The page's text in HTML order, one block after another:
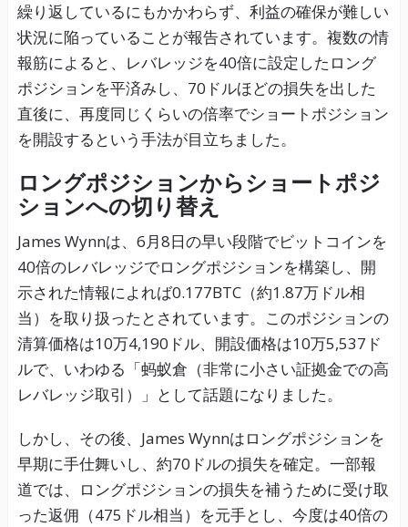
繰り返しているにもかかわらず、利益の確保が難しい
状況に陥っていることが報告されています。複数の情
報筋によると、レバレッジを40倍に設定したロング
ポジションを平済みし、70ドルほどの損失を出した
直後に、再度同じくらいの倍率でショートポジション
を開設するという手法が目立ちました。
ロングポジションからショートポジ
ションへの切り替え
James Wynnは、6月8日の早い段階でビットコインを
40倍のレバレッジでロングポジションを構築し、開
示された情報によれば0.177BTC（約1.87万ドル相
当）を取り扱ったとされています。このポジションの
清算価格は10万4,190ドル、開設価格は10万5,537ド
ルで、いわゆる「蚂蚁倉（非常に小さい証拠金での高
レバレッジ取引）」として話題になりました。
しかし、その後、James Wynnはロングポジションを
早期に手仕舞いし、約70ドルの損失を確定。一部報
道では、ロングポジションの損失を補うために受け取
った返佣（475ドル相当）を元手とし、今度は40倍の